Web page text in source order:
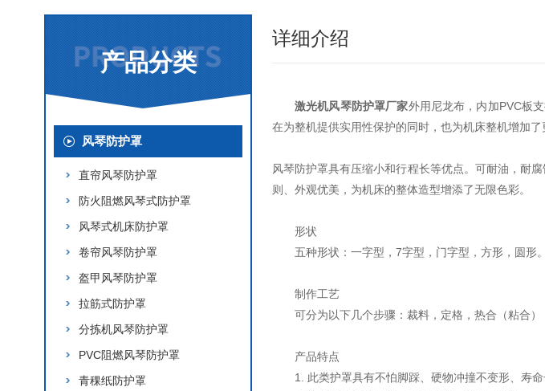
产品分类
风琴防护罩
直帘风琴防护罩
防火阻燃风琴式防护罩
风琴式机床防护罩
卷帘风琴防护罩
盔甲风琴防护罩
拉筋式防护罩
分拣机风琴防护罩
PVC阻燃风琴防护罩
青稞纸防护罩
详细介绍
激光机风琴防护罩厂家外用尼龙布，内加PVC板
在为整机提供实用性保护的同时，也为机床整机增加
风琴防护罩具有压缩小和行程长等优点。可耐油，耐
则、外观优美，为机床的整体造型增添了无限色彩。
形状
五种形状：一字型，7字型，门字型，方形，圆形。
制作工艺
可分为以下几个步骤：裁料，定格，热合（粘合）
产品特点
1. 此类护罩具有不怕脚踩、硬物冲撞不变形、寿